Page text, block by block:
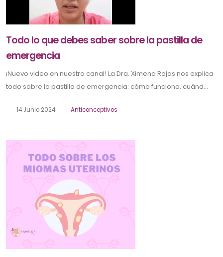
Todo lo que debes saber sobre la pastilla de
emergencia
¡Nuevo video en nuestro canal! La Dra. Ximena Rojas nos explica
todo sobre la pastilla de emergencia: cómo funciona, cuánd...
14 Junio 2024 Anticonceptivos